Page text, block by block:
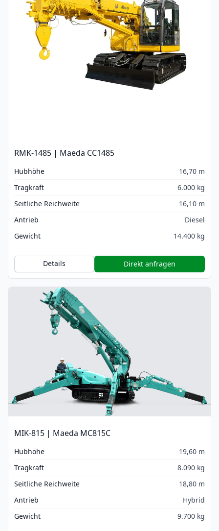
RMK-1485 | Maeda CC1485
Hubhöhe
16,70 m
Tragkraft
6.000 kg
Seitliche Reichweite
16,10 m
Antrieb
Diesel
Gewicht
14.400 kg
Details Direkt anfragen
MIK-815 | Maeda MC815C
Hubhöhe
19,60 m
Tragkraft
8.090 kg
Seitliche Reichweite
18,80 m
Antrieb
Hybrid
Gewicht
9.700 kg